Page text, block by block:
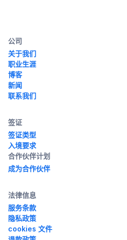
公司
关于我们
职业生涯
博客
新闻
联系我们
签证
签证类型
入境要求
合作伙伴计划
成为合作伙伴
法律信息
服务条款
隐私政策
cookies 文件